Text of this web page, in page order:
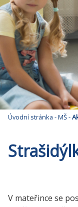
Úvodní stránka -MŠ-
V mateřince se